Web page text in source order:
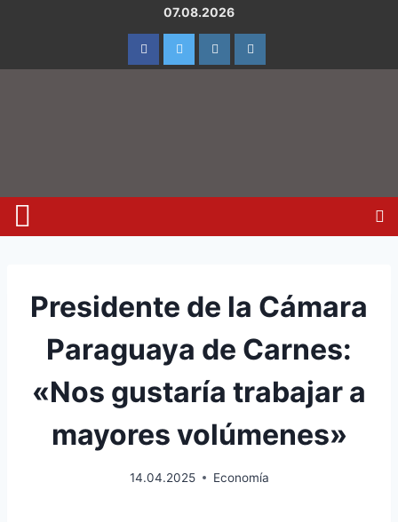
07.08.2026
Presidente de la Cámara
Paraguaya de Carnes:
«Nos gustaría trabajar a
mayores volúmenes»
14.04.2025 Economía